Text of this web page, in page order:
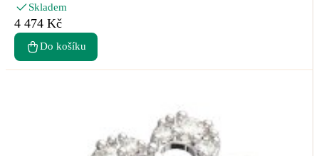
Skladem
4 474 Kč
Do košíku